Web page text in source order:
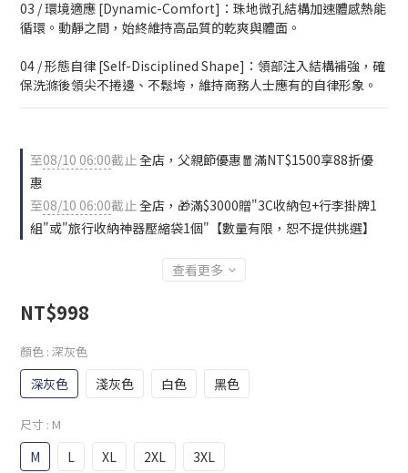
03 / 環境適應 [Dynamic-Comfort]：珠地微孔結構加速體感熱能
循環。動靜之間，始終維持高品質的乾爽與體面。
04 / 形態自律 [Self-Disciplined Shape]：領部注入結構補強，確
保洗滌後領尖不捲邊、不鬆垮，維持商務人士應有的自律形象。
至08/10 06:00截止全店，父親節優惠🧧滿NT$1500享88折優
惠
至08/10 06:00截止全店，🎁滿$3000贈"3C收納包+行李掛牌1
組"或"旅行收納神器壓縮袋1個"【數量有限，恕不提供挑選】
查看更多
NT$998
顏色 : 深灰色
深灰色 淺灰色 白色 黑色
尺寸 : M
M L XL 2XL 3XL